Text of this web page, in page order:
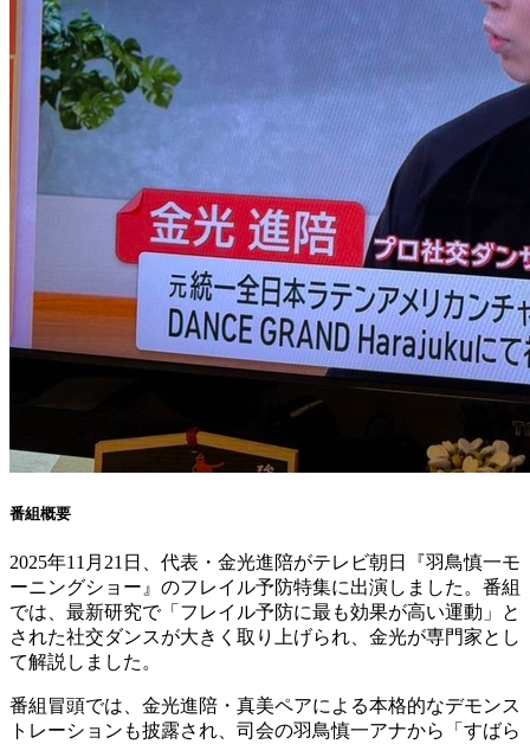
番組概要
2025年11月21日、代表・金光進陪がテレビ朝日『羽鳥慎一モ
ーニングショー』のフレイル予防特集に出演しました。番組
では、最新研究で「フレイル予防に最も効果が高い運動」と
された社交ダンスが大きく取り上げられ、金光が専門家とし
て解説しました。
番組冒頭では、金光進陪・真美ペアによる本格的なデモンス
トレーションも披露され、司会の羽鳥慎一アナから
「すばら